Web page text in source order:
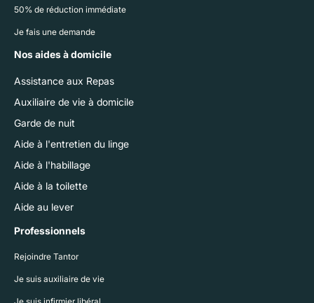
50% de réduction immédiate
Je fais une demande
Nos aides à domicile
Assistance aux Repas
Auxiliaire de vie à domicile
Garde de nuit
Aide à l'entretien du linge
Aide à l'habillage
Aide à la toilette
Aide au lever
Professionnels
Rejoindre Tantor
Je suis auxiliaire de vie